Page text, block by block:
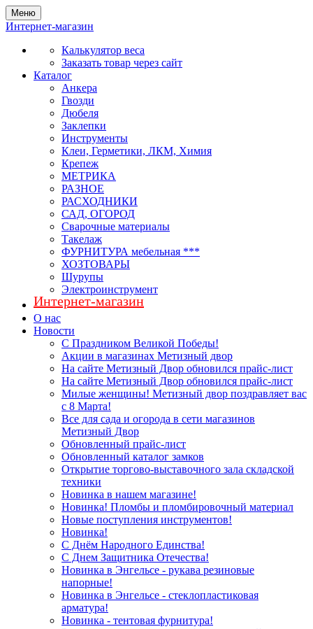
Меню
Интернет-магазин
Калькулятор веса
Заказать товар через сайт
Каталог
Анкера
Гвозди
Дюбеля
Заклепки
Инструменты
Клеи, Герметики, ЛКМ, Химия
Крепеж
МЕТРИКА
РАЗНОЕ
РАСХОДНИКИ
САД, ОГОРОД
Сварочные материалы
Такелаж
ФУРНИТУРА мебельная ***
ХОЗТОВАРЫ
Шурупы
Электроинструмент
Интернет-магазин
О нас
Новости
С Праздником Великой Победы!
Акции в магазинах Метизный двор
На сайте Метизный Двор обновился прайс-лист
На сайте Метизный Двор обновился прайс-лист
Милые женщины! Метизный двор поздравляет вас
с 8 Марта!
Все для сада и огорода в сети магазинов
Метизный Двор
Обновленный прайс-лист
Обновленный каталог замков
Открытие торгово-выставочного зала складской
техники
Новинка в нашем магазине!
Новинка! Пломбы и пломбировочный материал
Новые поступления инструментов!
Новинка!
С Днём Народного Единства!
С Днем Защитника Отечества!
Новинка в Энгельсе - рукава резиновые
напорные!
Новинка в Энгельсе - стеклопластиковая
арматура!
Новинка - тентовая фурнитура!